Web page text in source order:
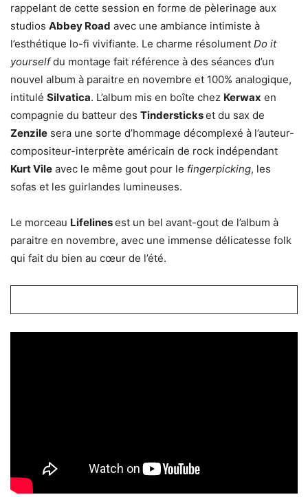
rappelant de cette session en forme de pèlerinage aux
studios Abbey Road avec une ambiance intimiste à
l’esthétique lo-fi vivifiante. Le charme résolument Do it
yourselfdu montage fait référence à des séances d’un
nouvel album à paraitre en novembre et 100% analogique,
intitulé Silvatica. L’album mis en boîte chez Kerwax en
compagnie du batteur des Tinderstickset du sax de
Zenzile sera une sorte d’hommage décomplexé à l’auteur-
compositeur-interprète américain de rock indépendant
Kurt Vile avec le même gout pour le fingerpicking, les
sofas et les guirlandes lumineuses.
Le morceau Lifelinesest un bel avant-gout de l’album à
paraitre en novembre, avec une immense délicatesse folk
qui fait du bien au cœur de l’été.